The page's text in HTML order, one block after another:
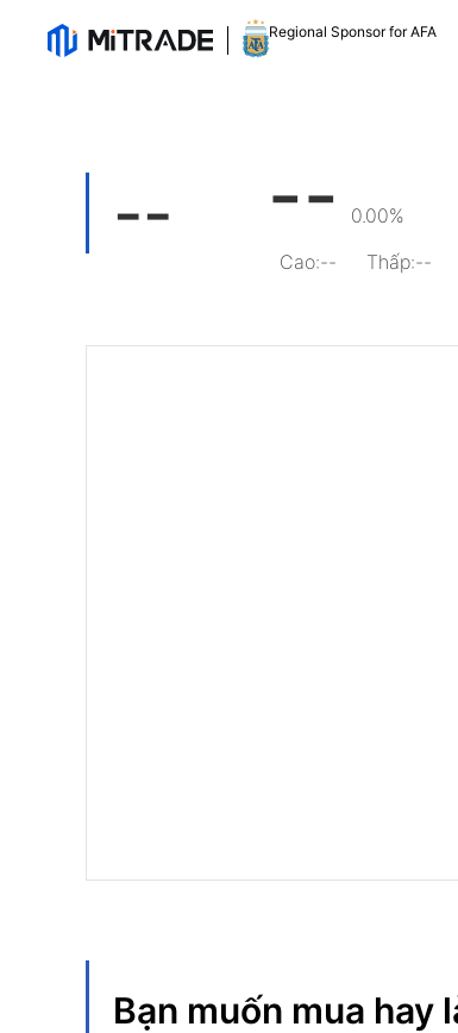
Regional Sponsor for AFA
-- --
0.00%
Cao:-- Thấp:--
Bạn muốn mua hay